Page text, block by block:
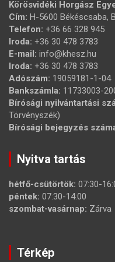
Körösvidéki Horgász
Cím: H-5600 Békéscsaba,
Telefon: +36 66 328 945
Iroda: +36 30 478 3783
E-mail: info@khesz.hu
Iroda: +36 30 478 3783
Adószám: 19059181-1-04
Bankszámla: 11733003-
Bírósági nyilvántartási
Törvényszék)
Bírósági bejegyzés
Nyitva tartás
hétfő-csütörtök: 07:30-
péntek: 07:30-14:00
szombat-vasárnap: Zárva
Térkép